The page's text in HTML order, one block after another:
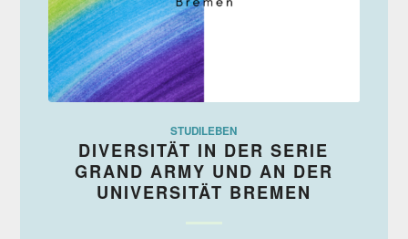
STUDILEBEN
DIVERSITÄT IN DER SERIE
GRAND ARMY UND AN DER
UNIVERSITÄT BREMEN